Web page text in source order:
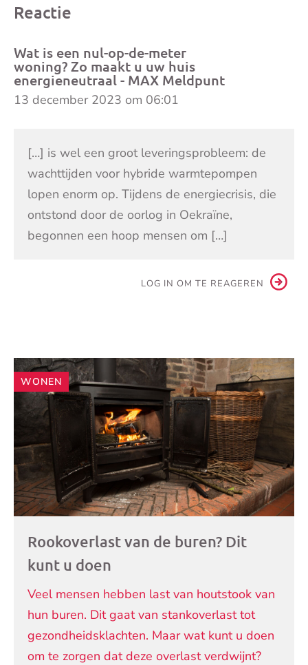
Reactie
Wat is een nul-op-de-meter
woning? Zo maakt u uw huis
energieneutraal - MAX Meldpunt
13 december 2023 om 06:01
[…] is wel een groot leveringsprobleem: de
wachttijden voor hybride warmtepompen
lopen enorm op. Tijdens de energiecrisis, die
ontstond door de oorlog in Oekraïne,
begonnen een hoop mensen om […]
LOG IN OM TE REAGEREN
Andere
artikelen
WONEN
Rookoverlast van de buren? Dit
kunt u doen
Veel mensen hebben last van houtstook van
hun buren. Dit gaat van stankoverlast tot
gezondheidsklachten. Maar wat kunt u doen
om te zorgen dat deze overlast verdwijnt?